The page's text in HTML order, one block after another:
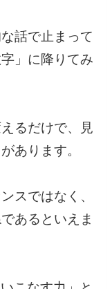
話で止まって
」に降りてみ
るだけで、見
あります。
スではなく、
あるといえま